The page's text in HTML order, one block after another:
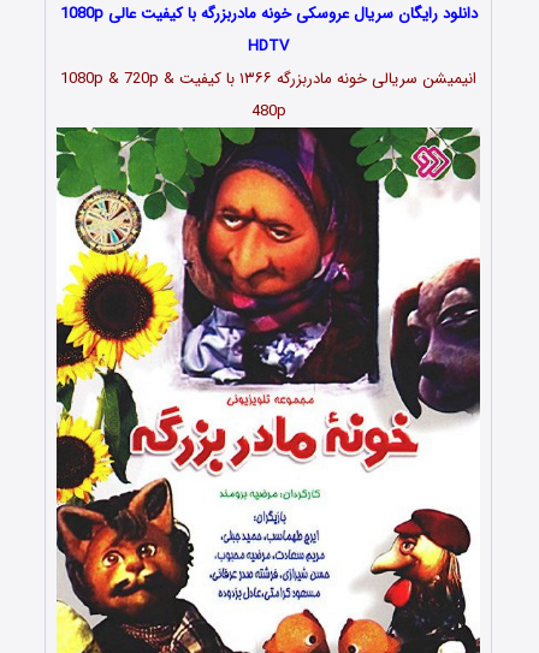
دانلود رایگان سریال عروسکی خونه مادربزرگه با کیفیت عالی 1080p
HDTV
انیمیشن سریالی خونه مادربزرگه ۱۳۶۶ با کیفیت 1080p & 720p &
480p